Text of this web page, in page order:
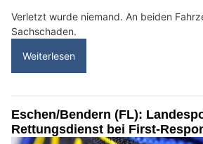
Verletzt wurde niemand. An beiden
Sachschaden.
Weiterlesen
Eschen/Bendern (FL):
Rettungsdienst bei First-